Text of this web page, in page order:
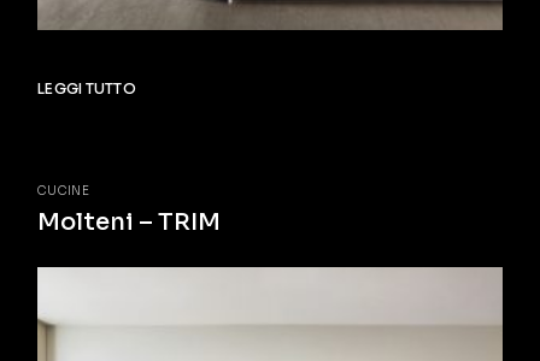
LEGGI TUTTO
CUCINE
Molteni – TRIM